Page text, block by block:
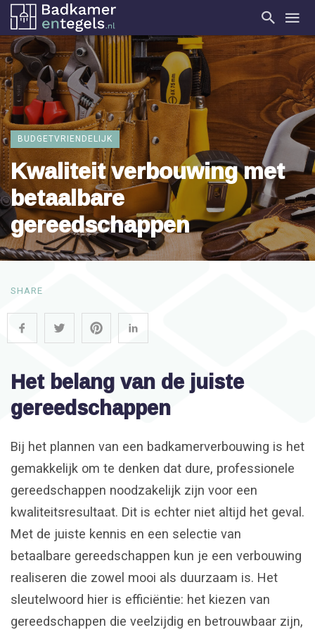
BUDGETVRIENDELIJK
Kwaliteit verbouwing met
betaalbare
gereedschappen
SHARE
Het belang van de juiste
gereedschappen
Bij het plannen van een badkamerverbouwing is het
gemakkelijk om te denken dat dure, professionele
gereedschappen noodzakelijk zijn voor een
kwaliteitsresultaat. Dit is echter niet altijd het geval.
Met de juiste kennis en een selectie van
betaalbare gereedschappen kun je een verbouwing
realiseren die zowel mooi als duurzaam is. Het
sleutelwoord hier is efficiëntie: het kiezen van
gereedschappen die veelzijdig en betrouwbaar zijn,